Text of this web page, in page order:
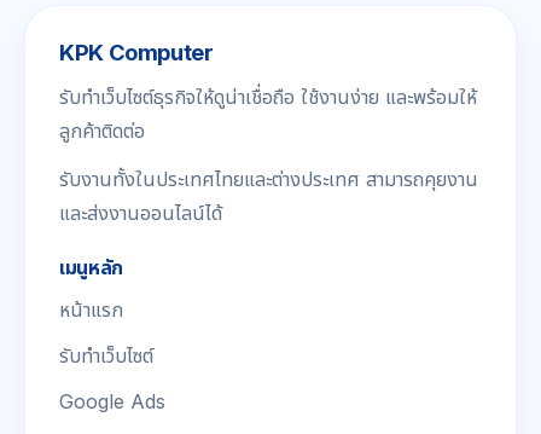
KPK Computer
รับทำเว็บไซต์ธุรกิจให้ดูน่าเชื่อถือ ใช้งานง่าย และพร้อมให้
ลูกค้าติดต่อ
รับงานทั้งในประเทศไทยและต่างประเทศ สามารถคุยงาน
และส่งงานออนไลน์ได้
เมนูหลัก
หน้าแรก
รับทำเว็บไซต์
Google Ads